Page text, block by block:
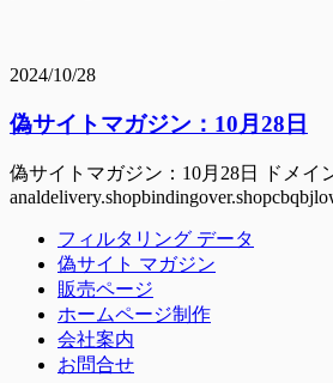
2024/10/28
偽サイトマガジン：10月28日
偽サイトマガジン：10月28日 ドメ
フィルタリング データ
偽サイト マガジン
販売ページ
ホームページ制作
会社案内
お問合せ